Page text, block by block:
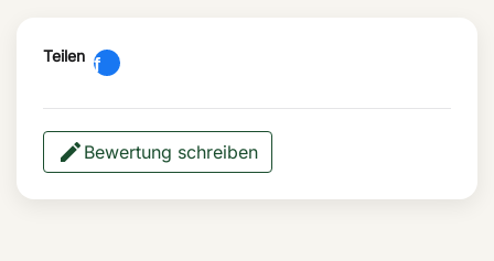
Teilen
Bewertung schreiben